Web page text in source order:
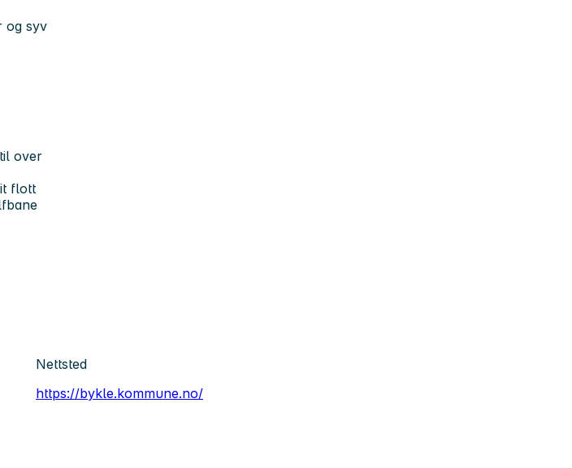
og syv
over
flott
Nettsted
https://bykle.kommune.no/